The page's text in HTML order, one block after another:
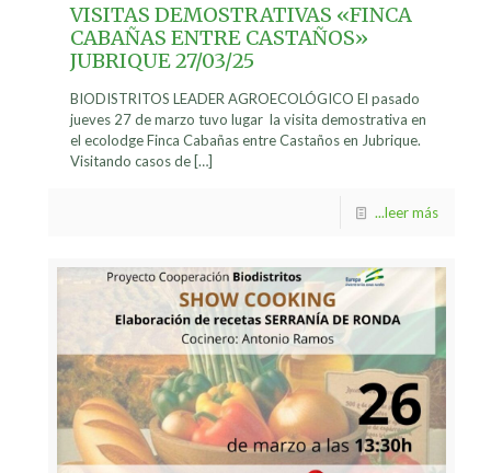
VISITAS DEMOSTRATIVAS «FINCA
CABAÑAS ENTRE CASTAÑOS»
JUBRIQUE 27/03/25
BIODISTRITOS LEADER AGROECOLÓGICO El pasado
jueves 27 de marzo tuvo lugar la visita demostrativa en
el ecolodge Finca Cabañas entre Castaños en Jubrique.
Visitando casos de […]
...leer más